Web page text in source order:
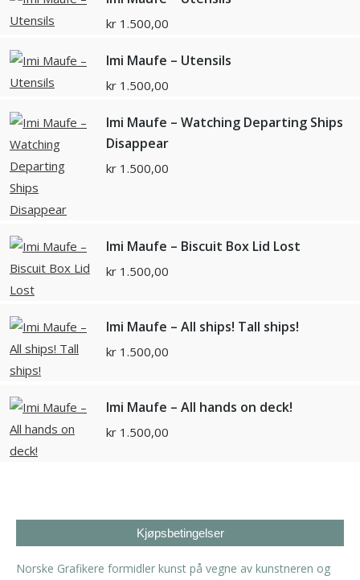
kr 1.500,00
Imi Maufe – Utensils
kr 1.500,00
Imi Maufe – Watching Departing Ships
Disappear
kr 1.500,00
Imi Maufe – Biscuit Box Lid Lost
kr 1.500,00
Imi Maufe – All ships! Tall ships!
kr 1.500,00
Imi Maufe – All hands on deck!
kr 1.500,00
Kjøpsbetingelser
Norske Grafikere formidler kunst på vegne av kunstneren og